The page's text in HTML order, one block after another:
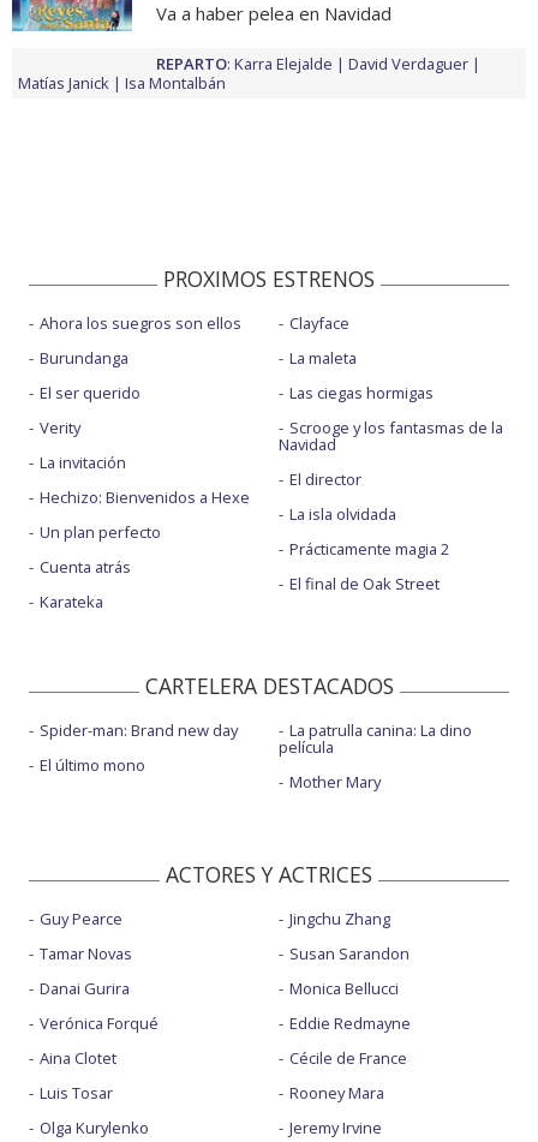
Va a haber pelea en Navidad
REPARTO: Karra Elejalde
David Verdaguer
Matías Janick
Isa Montalbán
PROXIMOS ESTRENOS
Ahora los suegros son ellos
Burundanga
El ser querido
Verity
La invitación
Hechizo: Bienvenidos a Hexe
Un plan perfecto
Cuenta atrás
Karateka
Clayface
La maleta
Las ciegas hormigas
Scrooge y los fantasmas de la
Navidad
El director
La isla olvidada
Prácticamente magia 2
El final de Oak Street
CARTELERA DESTACADOS
Spider-man: Brand new day
El último mono
La patrulla canina: La dino
película
Mother Mary
ACTORES Y ACTRICES
Guy Pearce
Tamar Novas
Danai Gurira
Verónica Forqué
Aina Clotet
Luis Tosar
Olga Kurylenko
Jingchu Zhang
Susan Sarandon
Monica Bellucci
Eddie Redmayne
Cécile de France
Rooney Mara
Jeremy Irvine